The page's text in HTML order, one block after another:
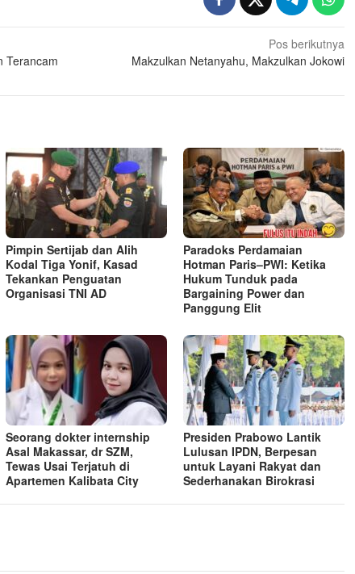
Terancam
Pos berikutnya
Makzulkan Netanyahu, Makzulkan Jokowi
Pimpin Sertijab dan Alih
Kodal Tiga Yonif, Kasad
Tekankan Penguatan
Organisasi TNI AD
Paradoks Perdamaian
Hotman Paris–PWI: Ketika
Hukum Tunduk pada
Bargaining Power dan
Panggung Elit
Seorang dokter internship
Asal Makassar, dr SZM,
Tewas Usai Terjatuh di
Apartemen Kalibata City
Presiden Prabowo Lantik
Lulusan IPDN, Berpesan
untuk Layani Rakyat dan
Sederhanakan Birokrasi